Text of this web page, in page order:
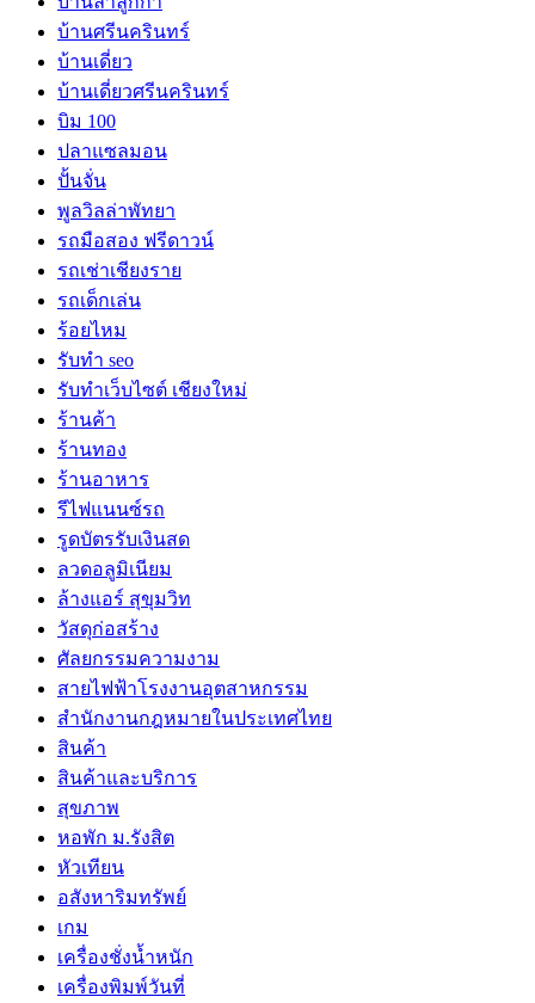
บ้านศรีนครินทร์
บ้านเดี่ยว
บ้านเดี่ยวศรีนครินทร์
บิม 100
ปลาแซลมอน
ปั้นจั่น
พูลวิลล่าพัทยา
รถมือสอง ฟรีดาวน์
รถเช่าเชียงราย
รถเด็กเล่น
ร้อยไหม
รับทำ seo
รับทำเว็บไซต์ เชียงใหม่
ร้านค้า
ร้านทอง
ร้านอาหาร
รีไฟแนนซ์รถ
รูดบัตรรับเงินสด
ลวดอลูมิเนียม
ล้างแอร์ สุขุมวิท
วัสดุก่อสร้าง
ศัลยกรรมความงาม
สายไฟฟ้าโรงงานอุตสาหกรรม
สำนักงานกฎหมายในประเทศไทย
สินค้า
สินค้าและบริการ
สุขภาพ
หอพัก ม.รังสิต
หัวเทียน
อสังหาริมทรัพย์
เกม
เครื่องชั่งน้ำหนัก
เครื่องพิมพ์วันที่